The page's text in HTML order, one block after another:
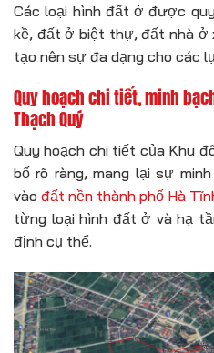
Các loại hình đất ở được
kề, đất ở biệt thự, đất nhà ở
tạo nên sự đa dạng cho các
Quy hoạch chi tiết, minh
Thạch Quý
Quy hoạch chi tiết của Khu
bố rõ ràng, mang lại sự
vào đất nền thành phố Hà
từng loại hình đất ở và hạ
định cụ thể.